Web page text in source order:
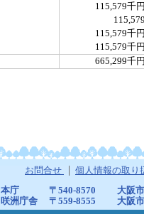
115,579千
115,579千
115,579千
665,299千
お問合せ 個人情報の取り
本庁 〒540-8570
大阪
咲洲庁舎
〒559-8555
大阪